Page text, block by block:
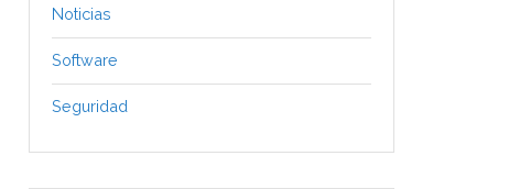
Noticias
Software
Seguridad